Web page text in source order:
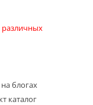
различных
блогах
каталог